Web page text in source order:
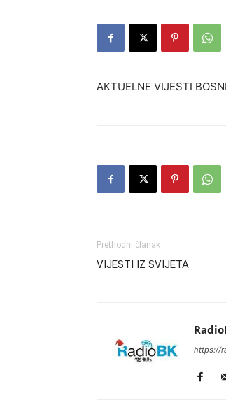
AKTUELNE VIJESTI
Prethodni članak
VIJESTI IZ SVIJETA
https://